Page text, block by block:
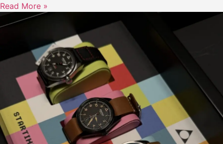
Read More »